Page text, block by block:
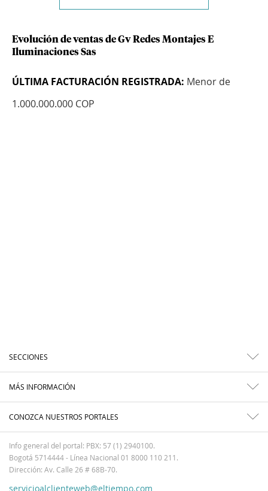
Evolución de ventas de Gv Redes Montajes E
Iluminaciones Sas
ÚLTIMA FACTURACIÓN REGISTRADA: Menor de
1.000.000.000 COP
SECCIONES
MÁS INFORMACIÓN
CONOZCA NUESTROS PORTALES
Info general del portal: PBX: 57 (1) 2940100.
Bogotá 5714444 - Línea Nacional 01 8000 110 211.
Dirección: Av. Calle 26 # 68B-70.
servicioalclienteweb@eltiempo.com